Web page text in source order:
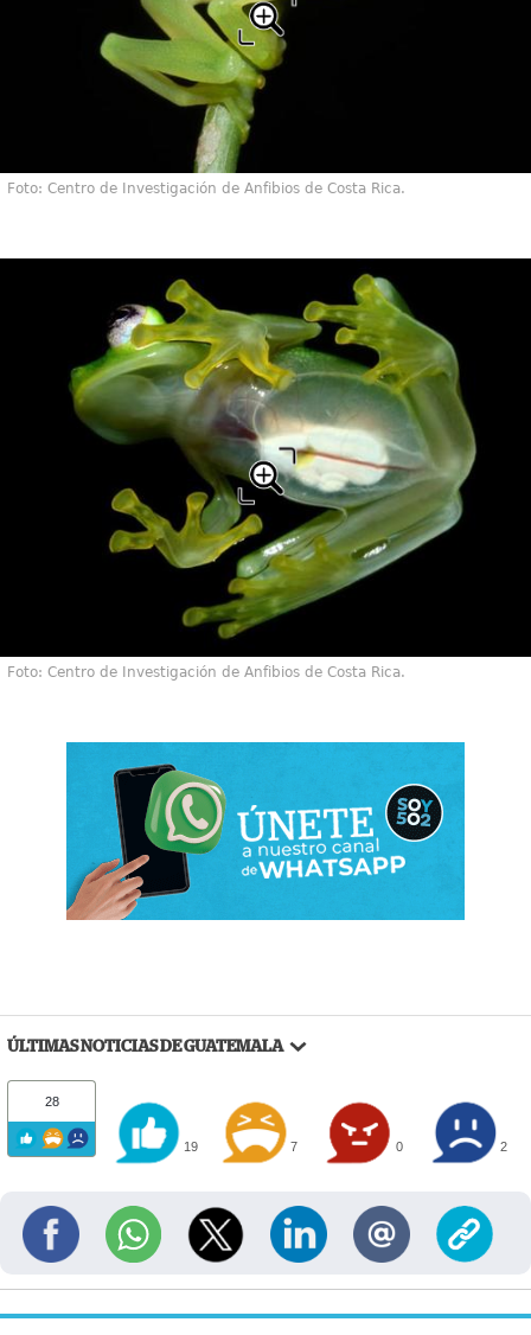
Foto: Centro de Investigación de Anfibios de Costa Rica.
Foto: Centro de Investigación de Anfibios de Costa Rica.
ÚLTIMAS NOTICIAS DE GUATEMALA
28
19 7 0 2